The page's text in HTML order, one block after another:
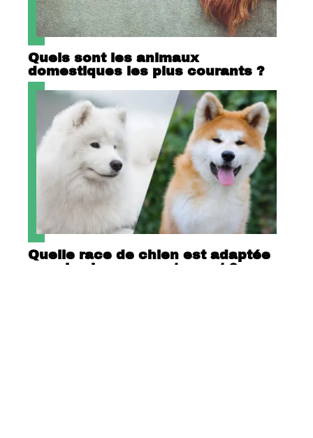
Quels sont les animaux
domestiques les plus courants ?
Quelle race de chien est adaptée
pour la vie en appartement ?